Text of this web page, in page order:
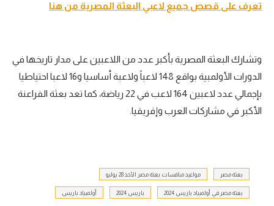
تعرف على قصص جميع لاعبي البعثة المصرية من هنا
وتشارك البعثة المصرية بأكبر عدد من اللاعبين على مدار تاريخها في
الدورات الأولمبية بواقع 148 لاعباً ولاعبة أساسيا و16 لاعبا احتياطيا
بإجمالي عدد لاعبين 164 لاعب في 22 رياضة، كما تعد بعثة الفراعنة
الأكبر في مشاركات العرب وإفريقيا.
بعثة مصر مواعيد منافسات بعثة مصر الأحد 28 يوليو
بعثة مصر في أولمبياد باريس 2024 باريس 2024 أولمبياد باريس